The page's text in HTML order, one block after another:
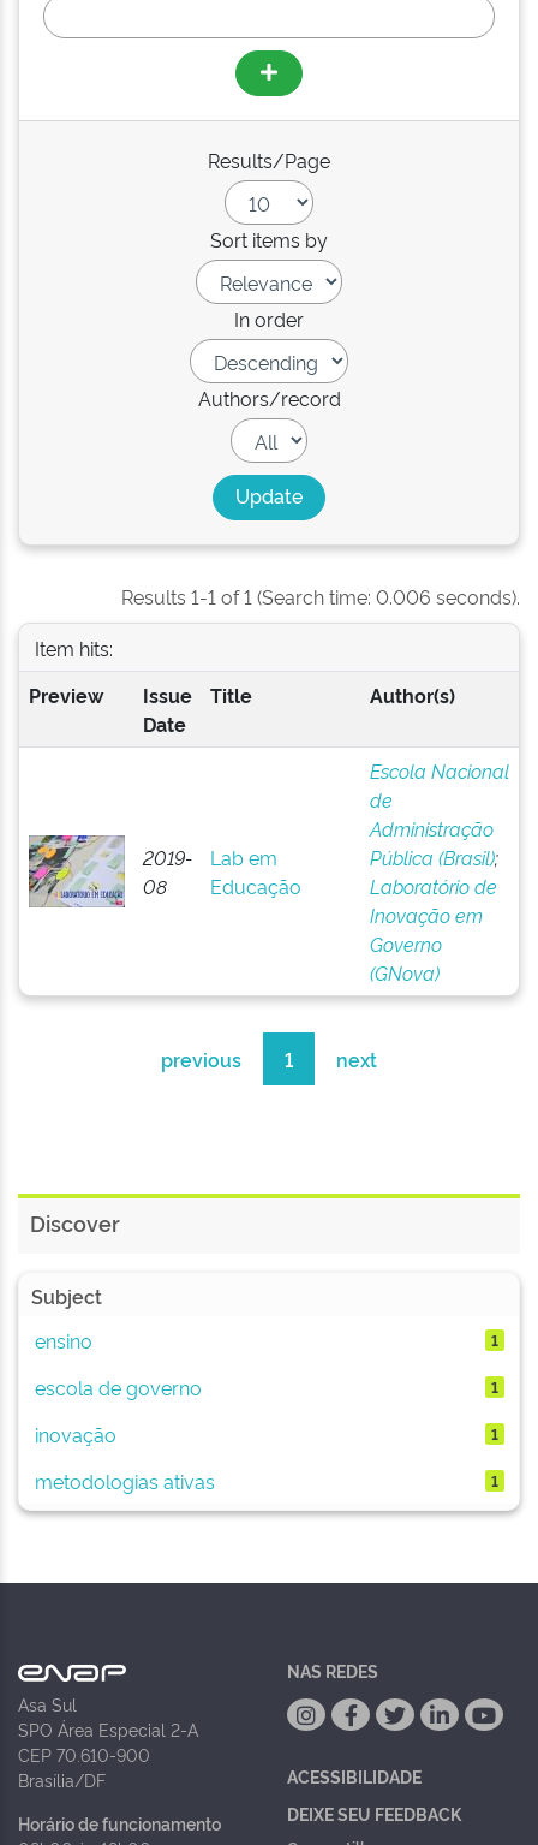
Results/Page
Sort items by
In order
Authors/record
Results 1-1 of 1 (Search time: 0.006 seconds).
Item hits:
Preview
Issue
Date
Title Author(s)
2019-
08
Lab em
Educação
Escola Nacional
de
Administração
Pública (Brasil);
Laboratório de
Inovação em
Governo
(GNova)
previous 1 next
Discover
Subject
ensino
1
escola de governo 1
inovação 1
metodologias ativas 1
Asa Sul
SPO Área Especial 2-A
CEP 70.610-900
Brasília/DF
Horário de funcionamento
NAS REDES
ACESSIBILIDADE
DEIXE SEU FEEDBACK